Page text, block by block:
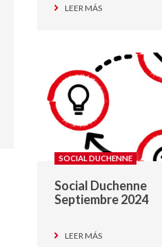
LEER MÁS
SOCIAL DUCHENNE
Social Duchenne
Septiembre 2024
LEER MÁS